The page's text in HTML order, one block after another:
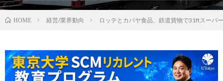
HOME 経営/業界動向 ロッテとカバヤ食品、鉄道貨物で31ftスーパ